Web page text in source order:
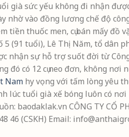
già sức yếu không đi nhận
nhờ vào đồng lương chế độ
tiền thuốc men, cụ bán mấy đồ
5 (91 tuổi), Lê Thị Năm, tổ dân
nhận sự hỗ trợ suốt đời từ
đó có 12 cụ neo đơn, không
Nam hy vọng với tấm lòng yêu
lúc tuổi già xế bóng luôn có
baodaklak.vn CÔNG TY CỔ
46 (CSKH) Email: